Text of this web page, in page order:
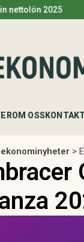
OM OSS
ekonominyheter >